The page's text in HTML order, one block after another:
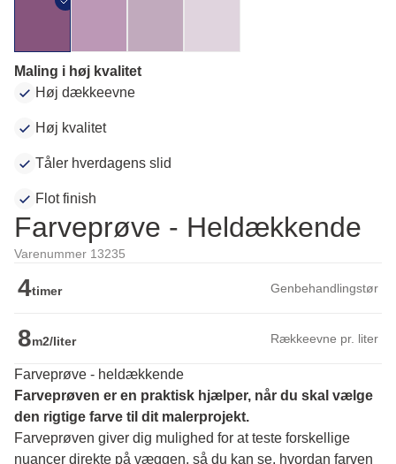
Maling i høj kvalitet
Høj dækkeevne
Høj kvalitet
Tåler hverdagens slid
Flot finish
Farveprøve - Heldækkende
Varenummer 13235
4timer Genbehandlingstør
8m2/liter Rækkeevne pr. liter
Farveprøve - heldækkende
Farveprøven er en praktisk hjælper, når du skal vælge
den rigtige farve til dit malerprojekt.
Farveprøven giver dig mulighed for at teste forskellige
nuancer direkte på væggen, så du kan se, hvordan farven